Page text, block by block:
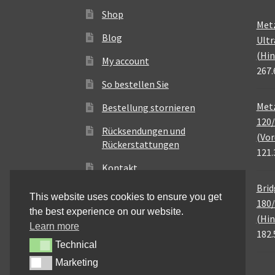
Shop
Blog
My account
So bestellen Sie
Bestellung stornieren
Rücksendungen und
Rückerstattungen
Kontakt
This website uses cookies to ensure you get
the best experience on our website.
Learn more
TechnicalTechnical
MarketingMarketing